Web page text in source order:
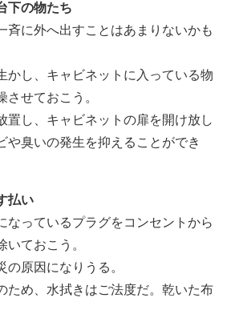
下の物たち
斉に外へ出すことはあまりないかも
かし、キャビネットに入っている物
させておこう。
置し、キャビネットの扉を開け放し
や臭いの発生を抑えることができ
払い
なっているプラグをコンセントから
いておこう。
の原因になりうる。
ため、水拭きはご法度だ。乾いた布